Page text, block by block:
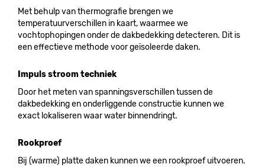
Met behulp van thermografie brengen we
temperatuurverschillen in kaart, waarmee we
vochtophopingen onder de dakbedekking detecteren. Dit is
een effectieve methode voor geïsoleerde daken.
Impuls stroom techniek
Door het meten van spanningsverschillen tussen de
dakbedekking en onderliggende constructie kunnen we
exact lokaliseren waar water binnendringt.
Rookproef
Bij (warme) platte daken kunnen we een rookproef uitvoeren.